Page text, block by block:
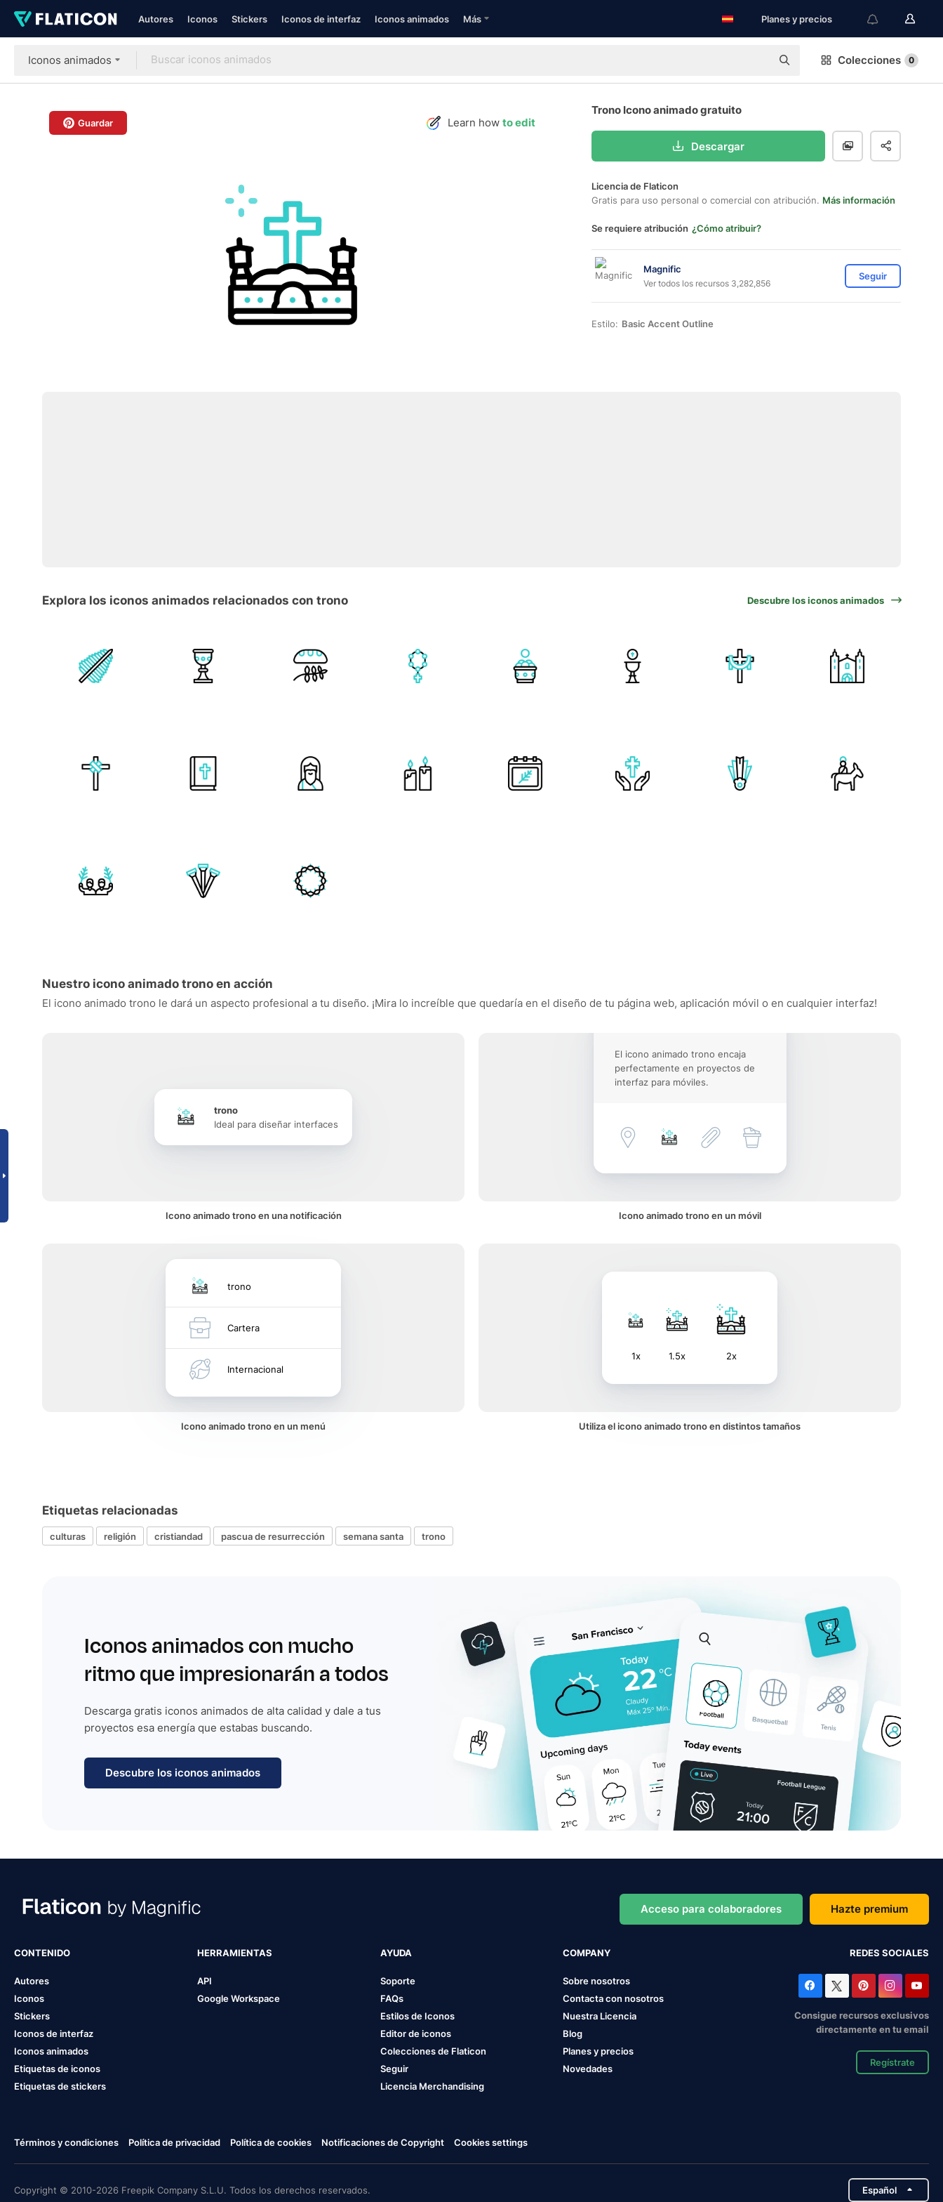
Autores Iconos Stickers Iconos de interfaz Iconos animados Más Planes y precios
Iconos animados Colecciones 0
Guardar Learn how to edit
Trono Icono animado gratuito
Descargar
Licencia de Flaticon
Gratis para uso personal o comercial con atribución. Más información
Se requiere atribución ¿Cómo atribuir?
Magnific
Ver todos los recursos 3,282,856
Seguir
Estilo: Basic Accent Outline
Explora los iconos animados relacionados con trono Descubre los iconos animados
Nuestro icono animado trono en acción
El icono animado trono le dará un aspecto profesional a tu diseño. ¡Mira lo increíble que quedaría en el diseño de tu página web, aplicación móvil o en cualquier interfaz!
trono
Ideal para diseñar interfaces
Icono animado trono en una notificación
El icono animado trono encaja
perfectamente en proyectos de
interfaz para móviles.
Icono animado trono en un móvil
trono
Cartera
Internacional
Icono animado trono en un menú
1x 1.5x 2x
Utiliza el icono animado trono en distintos tamaños
Etiquetas relacionadas
culturas religión cristiandad pascua de resurrección semana santa trono
Iconos animados con mucho
ritmo que impresionarán a todos
Descarga gratis iconos animados de alta calidad y dale a tus
proyectos esa energía que estabas buscando.
Descubre los iconos animados
Acceso para colaboradores Hazte premium
CONTENIDO
Autores
Iconos
Stickers
Iconos de interfaz
Iconos animados
Etiquetas de iconos
Etiquetas de stickers
HERRAMIENTAS
API
Google Workspace
AYUDA
Soporte
FAQs
Estilos de Iconos
Editor de iconos
Colecciones de Flaticon
Seguir
Licencia Merchandising
COMPANY
Sobre nosotros
Contacta con nosotros
Nuestra Licencia
Blog
Planes y precios
Novedades
REDES SOCIALES
Consigue recursos exclusivos
directamente en tu email
Regístrate
Términos y condiciones Política de privacidad Política de cookies Notificaciones de Copyright Cookies settings
Copyright © 2010-2026 Freepik Company S.L.U. Todos los derechos reservados. Español